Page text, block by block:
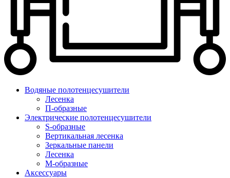
Водяные полотенцесушители
Лесенка
П-образные
Электрические полотенцесушители
S-образные
Вертикальная лесенка
Зеркальные панели
Лесенка
М-образные
Аксессуары